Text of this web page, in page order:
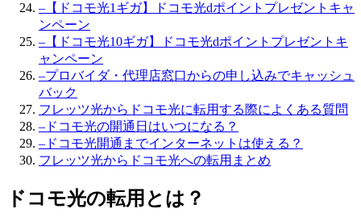
– 【ドコモ光1ギガ】ドコモ光dポイントプレゼントキャ
ンペーン
– 【ドコモ光10ギガ】ドコモ光dポイントプレゼントキ
ャンペーン
–プロバイダ・代理店窓口からの申し込みでキャッシュ
バック
フレッツ光からドコモ光に転用する際によくある質問
– ドコモ光の開通日はいつになる？
– ドコモ光開通までインターネットは使える？
フレッツ光からドコモ光への転用まとめ
ドコモ光の転用とは？